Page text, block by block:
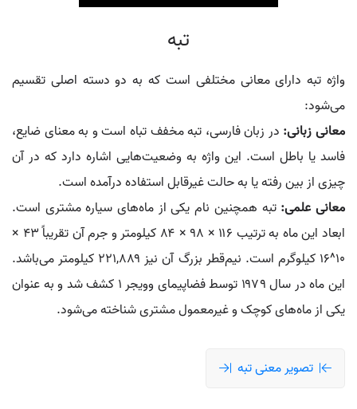
تبه
واژه تبه دارای معانی مختلفی است که به دو دسته اصلی تقسیم
می‌شود:
معانی زبانی: در زبان فارسی، تبه مخفف تباه است و به معنای ضایع،
فاسد یا باطل است. این واژه به وضعیت‌هایی اشاره دارد که در آن
چیزی از بین رفته یا به حالت غیرقابل استفاده درآمده است.
معانی علمی: تبه همچنین نام یکی از ماه‌های سیاره مشتری است.
ابعاد این ماه به ترتیب ۱۱۶ × ۹۸ × ۸۴ کیلومتر و جرم آن تقریباً ۴۳ ×
۱۰^۱۶ کیلوگرم است. نیم‌قطر بزرگ آن نیز ۲۲۱,۸۸۹ کیلومتر می‌باشد.
این ماه در سال ۱۹۷۹ توسط فضاپیمای وویجر ۱ کشف شد و به عنوان
یکی از ماه‌های کوچک و غیرمعمول مشتری شناخته می‌شود.
تصویر معنی تبه